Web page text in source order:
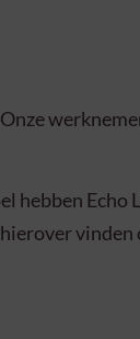
hebben
vinden